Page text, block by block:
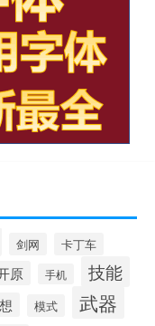
剑网 卡丁车
原 手机 技能
模式 武器